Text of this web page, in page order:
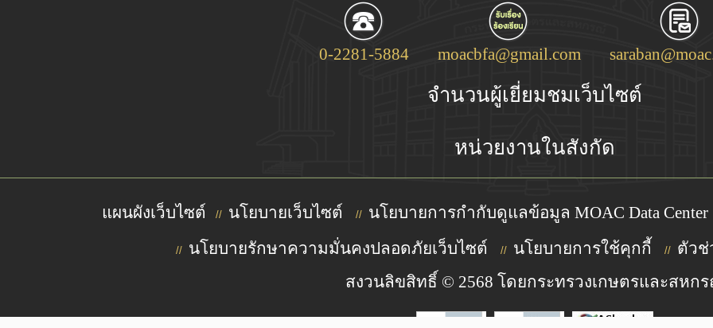
0-2281-5884 moacbfa@gmail.com
จำนวนผู้เยี่ยมชมเว็บไซต์
หน่วยงานในสังกัด
แผนผังเว็บไซต์ // นโยบายเว็บไซต์ // นโยบายการกำกับดูแลข้อมูล MOAC Data Center
// นโยบายรักษาความมั่นคงปลอดภัยเว็บไซต์ // นโยบายการใช้คุกกี้ // ตัวช่
สงวนลิขสิทธิ์ © 2568 โดยกระทรวงเกษตรและสหก